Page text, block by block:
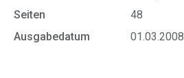
Seiten
48
Ausgabedatum
01.03.2008